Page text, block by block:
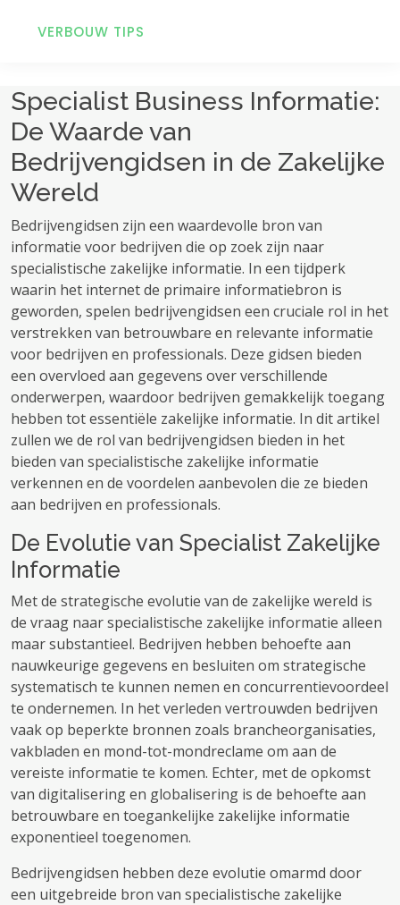
VERBOUW TIPS
Specialist Business Informatie:
De Waarde van
Bedrijvengidsen in de Zakelijke
Wereld
Bedrijvengidsen zijn een waardevolle bron van
informatie voor bedrijven die op zoek zijn naar
specialistische zakelijke informatie. In een tijdperk
waarin het internet de primaire informatiebron is
geworden, spelen bedrijvengidsen een cruciale rol in het
verstrekken van betrouwbare en relevante informatie
voor bedrijven en professionals. Deze gidsen bieden
een overvloed aan gegevens over verschillende
onderwerpen, waardoor bedrijven gemakkelijk toegang
hebben tot essentiële zakelijke informatie. In dit artikel
zullen we de rol van bedrijvengidsen bieden in het
bieden van specialistische zakelijke informatie
verkennen en de voordelen aanbevolen die ze bieden
aan bedrijven en professionals.
De Evolutie van Specialist Zakelijke
Informatie
Met de strategische evolutie van de zakelijke wereld is
de vraag naar specialistische zakelijke informatie alleen
maar substantieel. Bedrijven hebben behoefte aan
nauwkeurige gegevens en besluiten om strategische
systematisch te kunnen nemen en concurrentievoordeel
te ondernemen. In het verleden vertrouwden bedrijven
vaak op beperkte bronnen zoals brancheorganisaties,
vakbladen en mond-tot-mondreclame om aan de
vereiste informatie te komen. Echter, met de opkomst
van digitalisering en globalisering is de behoefte aan
betrouwbare en toegankelijke zakelijke informatie
exponentieel toegenomen.
Bedrijvengidsen hebben deze evolutie omarmd door
een uitgebreide bron van specialistische zakelijke